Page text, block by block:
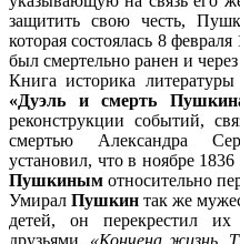
защитить свою честь,
которая состоялась 8
был смертельно ранен и
Книга историка
«Дуэль и смерть
реконструкции событий,
смертью Александра
установил, что в ноябре 1836
Пушкиным относительно
Умирал Пушкин так же
детей, он перекрестил
друзьями. «Кончена жизнь.